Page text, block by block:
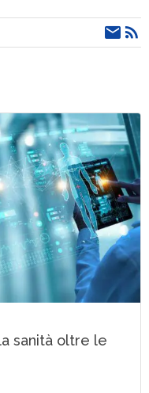
sanità oltre le